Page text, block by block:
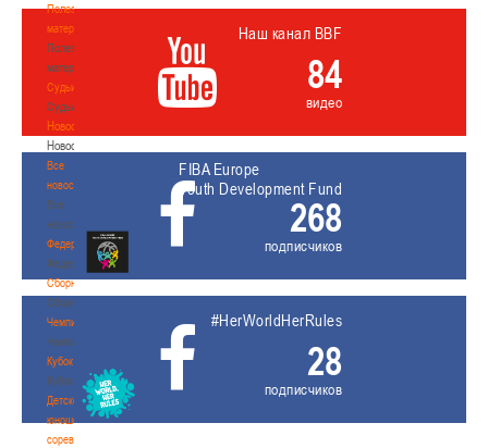
Полезные
материалы
Полезные
материалы
Судьи
Судьи
Новости
Новости
Все
новости
Все
новости
Федерация
Федерация
Сборные
Сборные
Чемпионат
Чемпионат
Кубок
Кубок
Детско-
юношеские
соревнования
Наш канал BBF
84
видео
FIBA Europe
Youth Development Fund
268
подписчиков
#HerWorldHerRules
28
подписчиков